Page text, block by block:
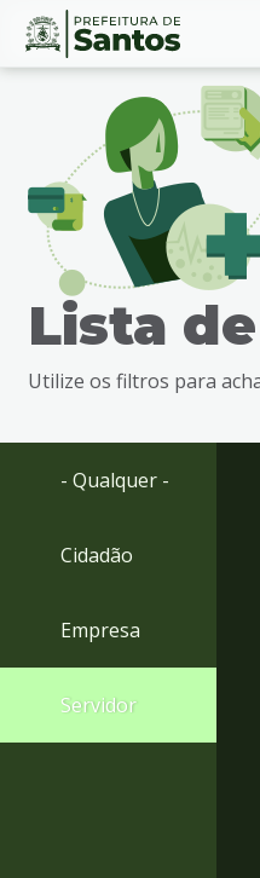
Ir
busca
Ir
Conteúdo
Lista
Utilize os filtros para
- Qualquer -
Cidadão
Empresa
Servidor